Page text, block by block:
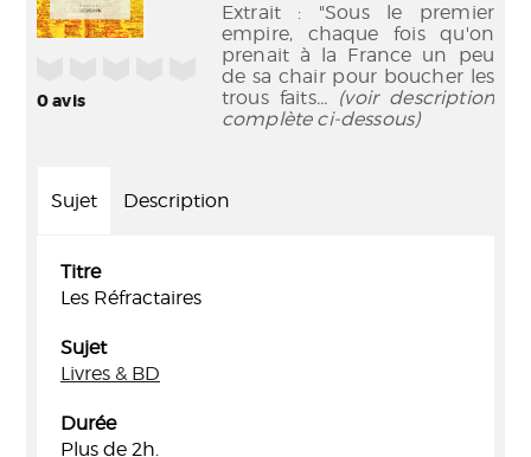
0avis
Extrait : "Sous le premier
empire, chaque fois qu'on
prenait à la France un peu
de sa chair pour boucher les
trous faits... (voir description
complète ci-dessous)
Sujet Description
Titre
Les Réfractaires
Sujet
Livres & BD
Durée
Plus de 2h.